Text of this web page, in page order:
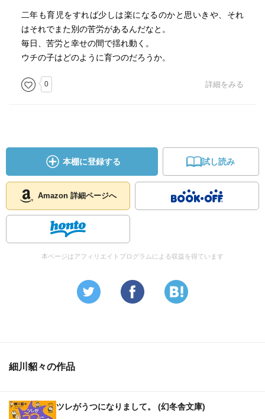
二年も育児をすれば少しは楽になるのかと思いきや、それ
はそれでまた別の苦労があるんだなと。
毎日、苦労と幸せの間で揺れ動く。
ウチの子はどのように育つのだろうか。
0 詳細をみる
本棚に登録する 試し読み
Amazon 詳細ページへ
本ページはアフィリエイトプログラムによる収益を得ています
細川貂々の作品
ツレがうつになりまして。 (幻冬舎文庫)